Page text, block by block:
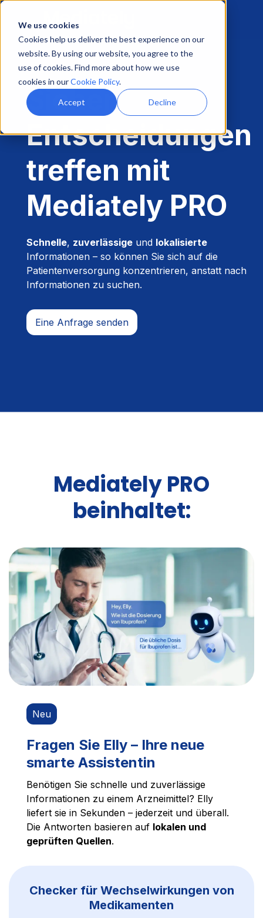
We use cookies
Cookies help us deliver the best experience on our
website. By using our website, you agree to the
use of cookies. Find more about how we use
cookies in ourCookie Policy.
Accept Decline
Sicher
Entscheidungen
treffen mit
Mediately PRO
Schnelle, zuverlässige und lokalisierte
Informationen – so können Sie sich auf die
Patientenversorgung konzentrieren, anstatt nach
Informationen zu suchen.
Eine Anfrage senden
Mediately PRO
beinhaltet:
Neu
Fragen Sie Elly – Ihre neue
smarte Assistentin
Benötigen Sie schnelle und zuverlässige
Informationen zu einem Arzneimittel? Elly
liefert sie in Sekunden – jederzeit und überall.
Die Antworten basieren auf lokalen und
geprüften Quellen.
Checker für Wechselwirkungen von
Medikamenten